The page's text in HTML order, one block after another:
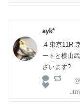
ayk*
.4 東京11R
ートと横山
ざいます?